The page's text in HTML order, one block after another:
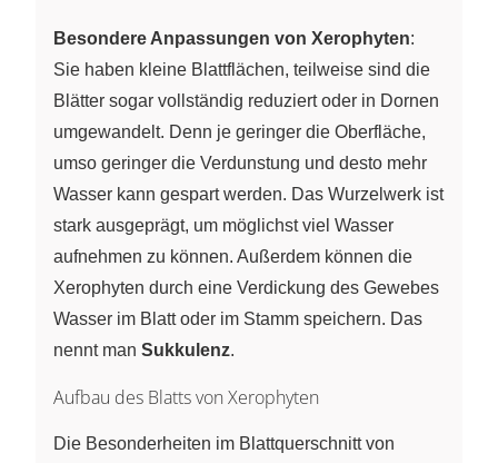
Besondere Anpassungen von Xerophyten:
Sie haben kleine Blattflächen, teilweise sind die
Blätter sogar vollständig reduziert oder in Dornen
umgewandelt. Denn je geringer die Oberfläche,
umso geringer die Verdunstung und desto mehr
Wasser kann gespart werden. Das Wurzelwerk ist
stark ausgeprägt, um möglichst viel Wasser
aufnehmen zu können. Außerdem können die
Xerophyten durch eine Verdickung des Gewebes
Wasser im Blatt oder im Stamm speichern. Das
nennt man Sukkulenz.
Aufbau des Blatts von Xerophyten
Die Besonderheiten im Blattquerschnitt von